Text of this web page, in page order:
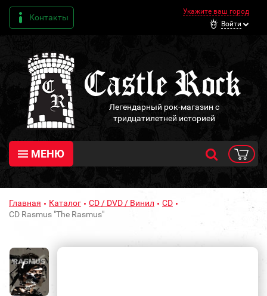
Контакты
Укажите ваш город
Войти
Легендарный рок-магазин с
тридцатилетней историей
МЕНЮ
Главная Каталог CD / DVD / Винил
CD
CD Rasmus "The Rasmus"